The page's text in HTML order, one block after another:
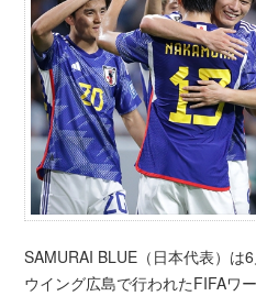
SAMURAI BLUE（日本代表）は
ウイング広島で行われたFIFAワ